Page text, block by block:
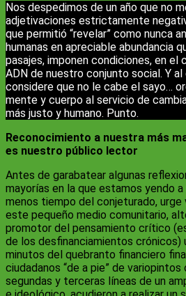
Nos despedimos de un año que no
adjetivaciones estrictamente
que permitió “revelar” como nunca
humanas en apreciable abundancia
pasajes, imponen condiciones, en el
ADN de nuestro conjunto social. Y
considere que no le cabe el sayo…
mente y cuerpo al servicio de
más justo y humano. Punto.
Reconocimiento a nuestra más
es nuestro público lector
Antes de garabatear algunas
mayorías en la que estamos yendo
menos tiempo del conjeturado,
este pequeño medio comunitario,
promotor del pensamiento crítico
de los desfinanciamientos crónicos)
minutos del quebranto financiero
ciudadanos “de a pie” de
segundas y terceras líneas de un